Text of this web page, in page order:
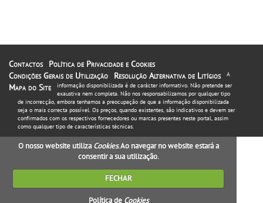
Contactos
Política de Privacidade e Cookies
Condições Gerais de Utilização
Resolução Alternativa de Litígios
Mapa do Site
A
informação disponibilizada é de carácter informativo. Não pretende ser
exaustiva nem completa. Não nos responsabilizamos por qualquer tipo
de incorrecção, embora tenhamos a preocupação de que a informação disponibilizada
seja o mais correcta possível. Os preços, quando existentes, são indicativos e devem ser
confirmados com os respectivos fornecedores ou marcas presentes neste portal, assim
como qualquer tipo de características técnicas.
O nosso website utiliza Cookies. Ao navegar no website estará a
consentir a sua utilização.
FECHAR
Política de Cookies